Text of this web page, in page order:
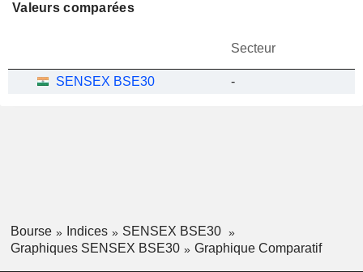
Valeurs comparées
Secteur
SENSEX BSE30 -
Bourse Indices
SENSEX BSE30
Graphiques SENSEX BSE30
Graphique Comparatif